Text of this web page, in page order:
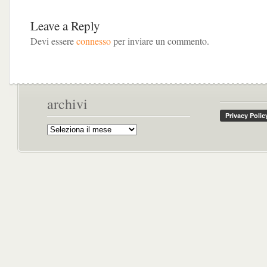
bottarga
Leave a Reply
Devi essereconnessoper inviare un commento.
archivi
Archivi